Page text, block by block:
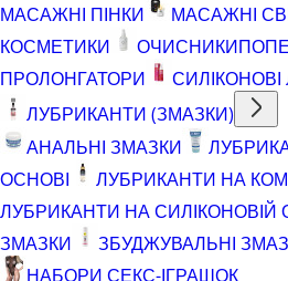
МАСАЖНІ ПІНКИ
МАСАЖНІ
КОСМЕТИКИ
ОЧИСНИКИ
ПРОЛОНГАТОРИ
ЛУБРИКАНТИ (ЗМАЗКИ)
АНАЛЬНІ ЗМАЗКИ
ОСНОВІ
ЛУБРИКАНТИ НА
ЛУБРИКАНТИ НА СИЛІКОНОВІЙ
ЗМАЗКИ
ЗБУДЖУВАЛЬНІ
НАБОРИ СЕКС-ІГРАШОК